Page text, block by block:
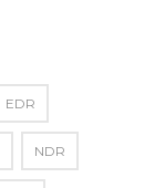
EDR
NDR